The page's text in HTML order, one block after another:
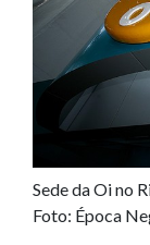
Sede da Oi no
Foto: Época